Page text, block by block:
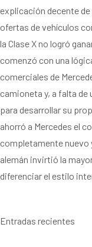
explicación decente
ofertas de vehículos
la Clase X no logró
comenzó con una
comerciales de
camioneta y, a falta de
para desarrollar su
ahorró a Mercedes el
completamente nuevo
alemán invirtió la
diferenciar el estilo
Entradas recientes